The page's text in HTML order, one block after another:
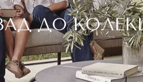
ДО